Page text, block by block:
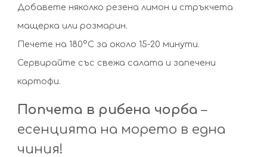
Добавете няколко резена лимон и стръкчета
мащерка или розмарин.
Печете на 180°C за около 15-20 минути.
Сервирайте със свежа салата и запечени
картофи.
Попчета в рибена чорба –
есенцията на морето в една
чиния!